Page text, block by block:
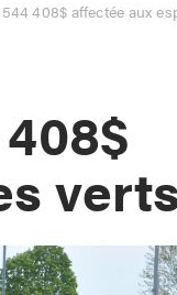
408$ affectée aux